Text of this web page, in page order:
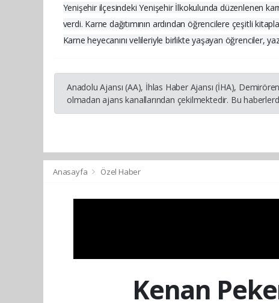
Yenişehir ilçesindeki Yenişehir İlkokulunda düzenlenen
verdi. Karne dağıtımının ardından öğrencilere çeşitli
Karne heyecanını velileriyle birlikte yaşayan öğrenciler,
Anadolu Ajansı (AA), İhlas Haber Ajansı (İHA),
olmadan ajans kanallarından çekilmektedir. Bu
Anasayfa Özel Haber
Kenan